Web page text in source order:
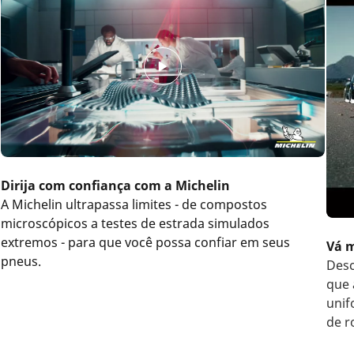
Dirija com confiança com a Michelin
A Michelin ultrapassa limites - de compostos
microscópicos a testes de estrada simulados
extremos - para que você possa confiar em seus
pneus.
Vá
que
de